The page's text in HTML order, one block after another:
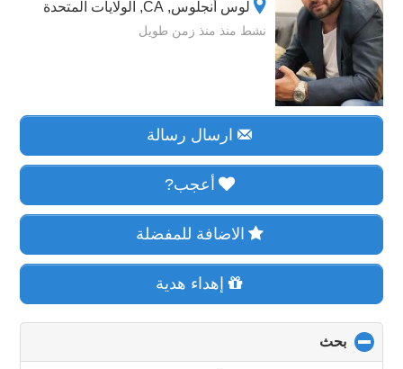
لوس أنجلوس, CA, الولايات المتحدة
نشط منذ منذ زمن طويل
ارسال رسالة
أعجب?
الاضافة للمفضلة
إهداء هدية
بحث
to